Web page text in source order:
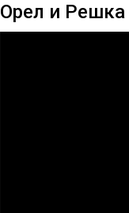
Орел и Решка